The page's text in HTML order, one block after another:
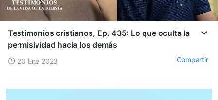
Testimonios cristianos, Ep. 435: Lo que oculta la
permisividad hacia los demás
20 Ene 2023 Compartir